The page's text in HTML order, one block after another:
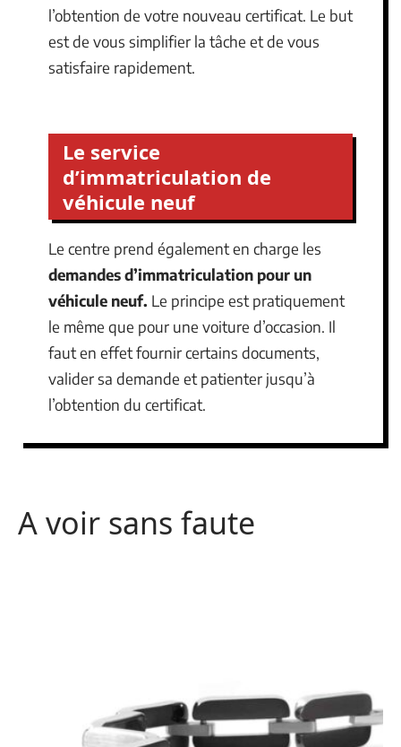
l’obtention de votre nouveau certificat. Le but
est de vous simplifier la tâche et de vous
satisfaire rapidement.
Le service
d’immatriculation de
véhicule neuf
Le centre prend également en charge les
demandes d’immatriculation pour un
véhicule neuf. Le principe est pratiquement
le même que pour une voiture d’occasion. Il
faut en effet fournir certains documents,
valider sa demande et patienter jusqu’à
l’obtention du certificat.
A voir sans faute